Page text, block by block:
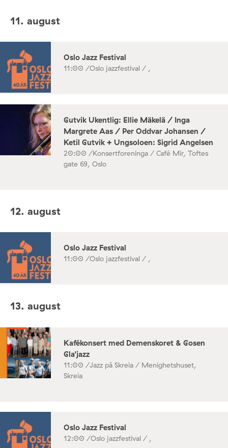
11. august
Oslo Jazz Festival
11:00 /Oslo jazzfestival / ,
Gutvik Ukentlig: Ellie Mäkelä / Inga
Margrete Aas / Per Oddvar Johansen /
Ketil Gutvik + Ungsoloen: Sigrid Angelsen
20:00 /Konsertforeninga / Café Mir, Toftes
gate 69, Oslo
12. august
Oslo Jazz Festival
11:00 /Oslo jazzfestival / ,
13. august
Kafékonsert med Demenskoret & Gosen
Gla’jazz
11:00 /Jazz på Skreia / Menighetshuset,
Skreia
Oslo Jazz Festival
12:00 /Oslo jazzfestival / ,